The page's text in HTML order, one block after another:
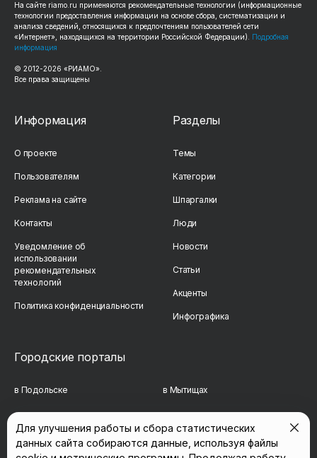
На сайте riamo.ru применяются рекомендательные технологии (информационные
технологии предоставления информации на основе сбора, систематизации и
анализа сведений, относящихся к предпочтениям пользователей сети
«Интернет», находящихся на территории Российской Федерации). Подробная
информация
© 2012-2026 «РИАМО».
Все права защищены
Информация
О проекте
Пользователям
Реклама на сайте
Контакты
Уведомление об
использовании
рекомендательных
технологий
Политика конфиденциальности
Разделы
Темы
Категории
Шпаргалки
Люди
Новости
Статьи
Акценты
Инфографика
Городские порталы
в Подольске в Мытищах
в Реутове
в Сергиевом Посаде в Люберцах
Для улучшения работы и сбора статистических
данных сайта собираются данные, используя файлы